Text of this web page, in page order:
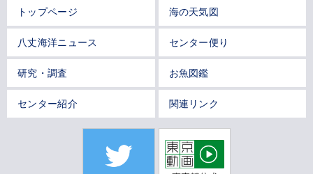
トップページ 海の天気図
八丈海洋ニュース センター便り
研究・調査 お魚図鑑
センター紹介 関連リンク